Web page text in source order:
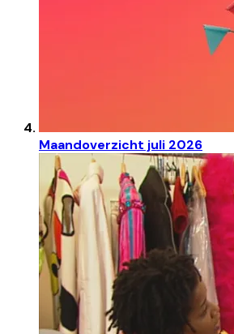
Maandoverzicht juli 2026